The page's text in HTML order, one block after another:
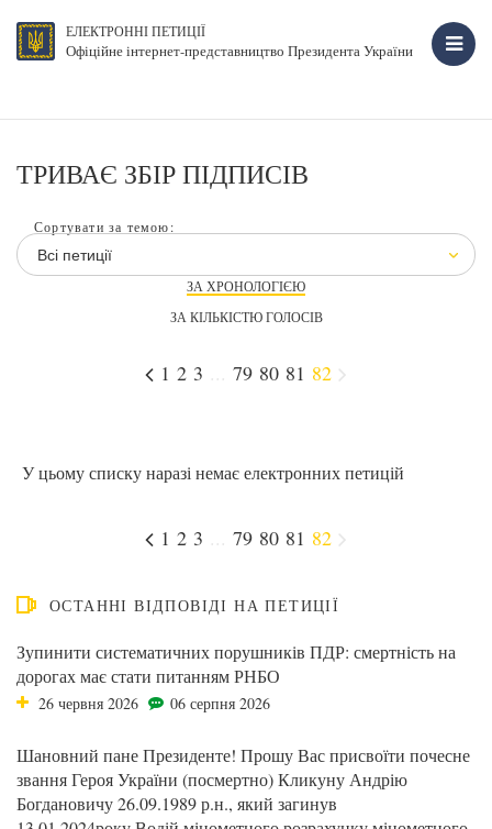
ЕЛЕКТРОННІ ПЕТИЦІЇ
Офіційне інтернет-представництво Президента України
ТРИВАЄ ЗБІР ПІДПИСІВ
Сортувати за темою:
Всі петиції
ЗА ХРОНОЛОГІЄЮ
ЗА КІЛЬКІСТЮ ГОЛОСІВ
1 2 3 79 80 81 82
У цьому списку наразі немає електронних петицій
1 2 3 79 80 81 82
ОСТАННІ ВІДПОВІДІ НА ПЕТИЦІЇ
Зупинити систематичних порушників ПДР: смертність на
дорогах має стати питанням РНБО
26 червня 2026 06 серпня 2026
Шановний пане Президенте! Прошу Вас присвоїти почесне
звання Героя України (посмертно) Кликуну Андрію
Богдановичу 26.09.1989 р.н., який загинув